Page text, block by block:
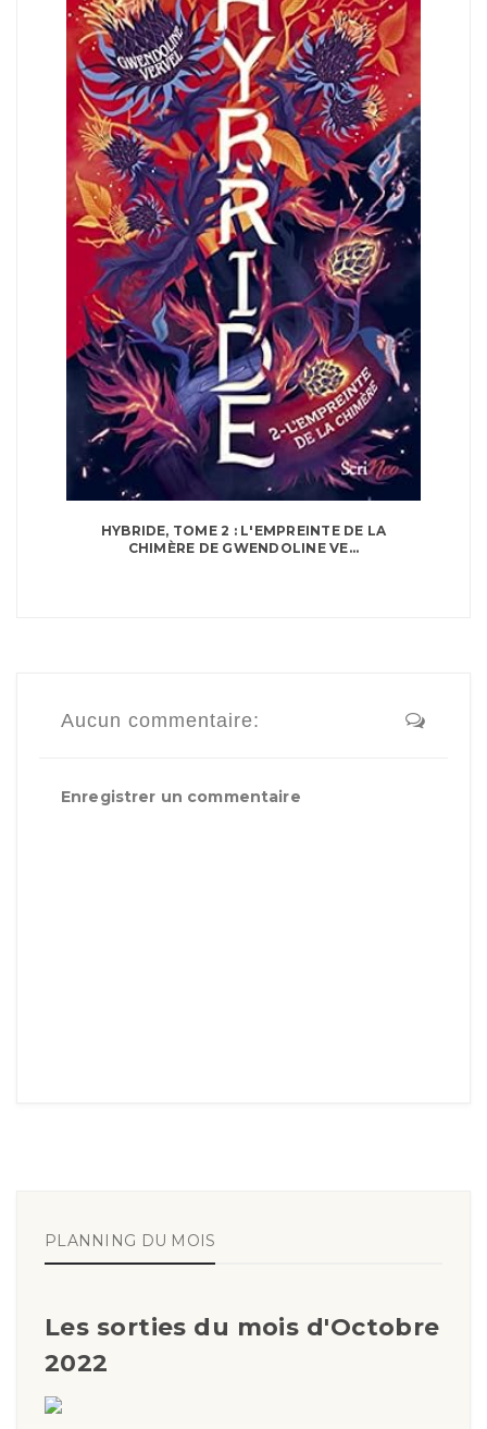
HYBRIDE, TOME 2 : L'EMPREINTE DE LA
CHIMÈRE DE GWENDOLINE VE...
Aucun commentaire:
Enregistrer un commentaire
PLANNING DU MOIS
Les sorties du mois d'Octobre
2022